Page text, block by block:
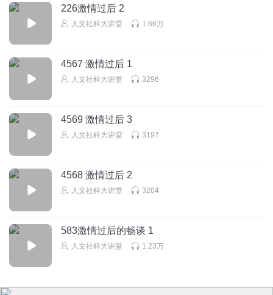
226激情过后 2
人文社科大讲堂 1.66万
4567 激情过后 1
人文社科大讲堂 3296
4569 激情过后 3
人文社科大讲堂 3197
4568 激情过后 2
人文社科大讲堂 3204
583激情过后的畅谈 1
人文社科大讲堂 1.23万